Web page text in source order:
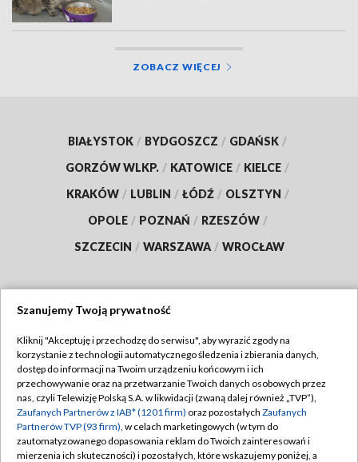
ZOBACZ WIĘCEJ
BIAŁYSTOK / BYDGOSZCZ / GDAŃSK /
GORZÓW WLKP. / KATOWICE / KIELCE /
KRAKÓW / LUBLIN / ŁÓDŹ / OLSZTYN /
OPOLE / POZNAŃ / RZESZÓW /
SZCZECIN / WARSZAWA / WROCŁAW
TVP
Abonament TVP
Emisja w TVP
Centrum informacji TVP
Regulamin TVP
Polityka prywatności
Moje zgody
Szanujemy Twoją prywatność
Kliknij "Akceptuję i przechodzę do serwisu", aby wyrazić zgody na
korzystanie z technologii automatycznego śledzenia i zbierania danych,
dostęp do informacji na Twoim urządzeniu końcowym i ich
przechowywanie oraz na przetwarzanie Twoich danych osobowych przez
nas, czyli Telewizję Polską S.A. w likwidacji (zwaną dalej również „TVP”),
Zaufanych Partnerów z IAB* (1201 firm) oraz pozostałych Zaufanych
Partnerów TVP (93 firm), w celach marketingowych (w tym do
zautomatyzowanego dopasowania reklam do Twoich zainteresowań i
mierzenia ich skuteczności) i pozostałych, które wskazujemy poniżej, a